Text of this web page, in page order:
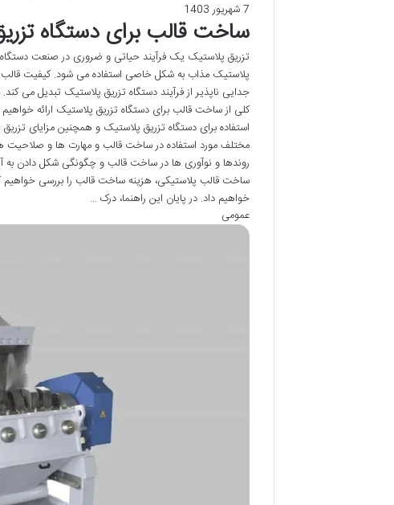
7 شهریور 1403
ساخت قالب برای دستگاه
تزریق پلاستیک یک فرآیند حیاتی و ضروری در صنعت
پلاستیک مذاب به شکل خاصی استفاده می شود. کیفیت قالب
کلی از ساخت قالب برای دستگاه تزریق پلاستیک ارائه
استفاده برای دستگاه تزریق پلاستیک و همچنین مزایای
مختلف مورد استفاده در ساخت قالب و مهارت ها و صلاحیت
روندها و نوآوری ها در ساخت قالب و چگونگی شکل دادن به
ساخت قالب پلاستیکی، هزینه ساخت قالب را بررسی خواهیم
خواهیم داد. در پایان این راهنما، درک …
عمومی